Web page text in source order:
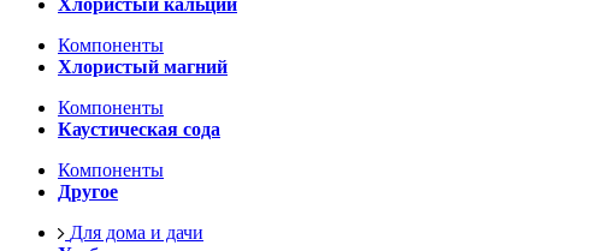
Хлористый кальций
Компоненты
Хлористый магний
Компоненты
Каустическая сода
Компоненты
Другое
Для дома и дачи